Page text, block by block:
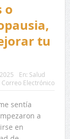
o
tu
En: Salud
Correo Electrónico
sentía
a
en